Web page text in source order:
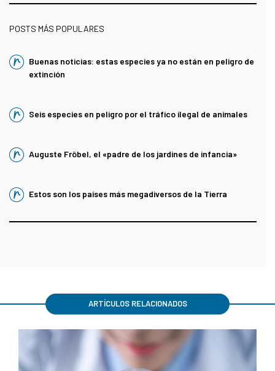
POSTS MÁS POPULARES
Buenas noticias: estas especies ya no están en peligro de
extinción
Seis especies en peligro por el tráfico ilegal de animales
Auguste Fröbel, el «padre de los jardines de infancia»
Estos son los países más megadiversos de la Tierra
ARTÍCULOS RELACIONADOS